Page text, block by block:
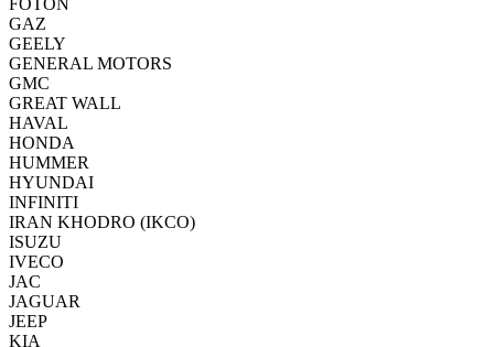
GAZ
GEELY
GENERAL MOTORS
GMC
GREAT WALL
HAVAL
HONDA
HUMMER
HYUNDAI
INFINITI
IRAN KHODRO (IKCO)
ISUZU
IVECO
JAC
JAGUAR
JEEP
KIA